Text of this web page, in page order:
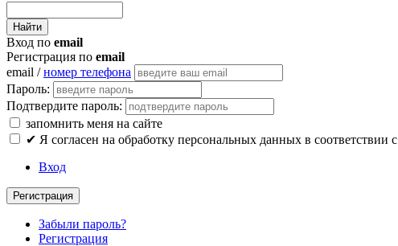
Вход по email
Регистрация по email
email /номер телефона
Пароль:
Подтвердите пароль:
запомнить меня на сайте
✔ Я согласен на обработку персональных данных в соответствии с
Вход
Регистрация
Забыли пароль?
Регистрация